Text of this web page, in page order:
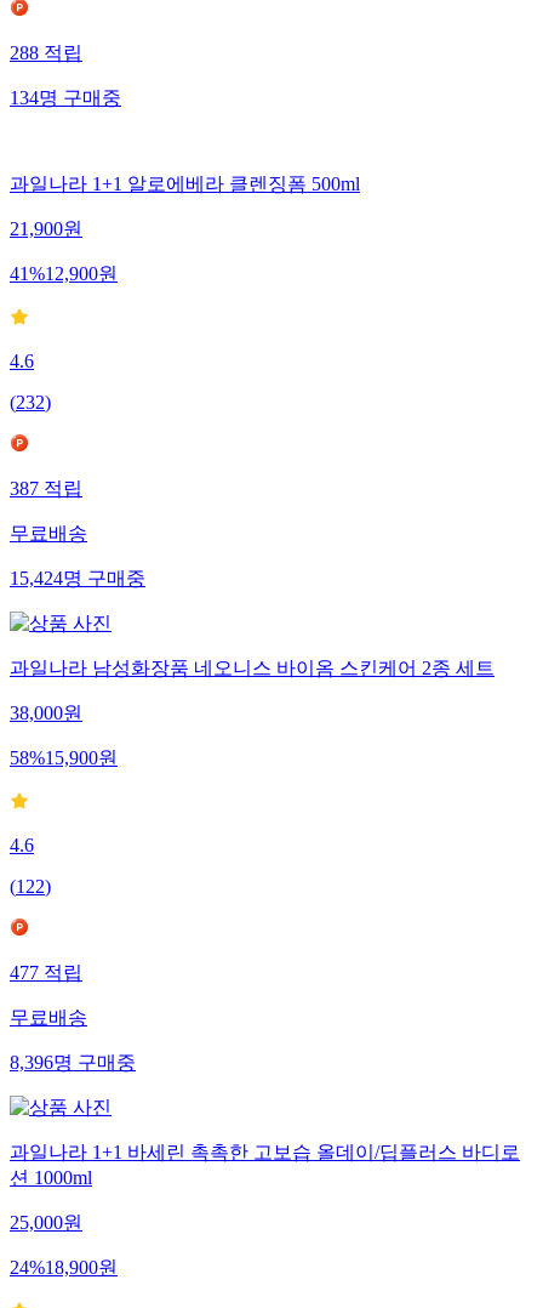
288적립
134명구매중
과일나라 1+1 알로에베라 클렌징폼 500ml
21,900원
41%12,900원
4.6
(232)
387적립
무료배송
15,424명구매중
과일나라 남성화장품 네오니스 바이옴 스킨케어 2종 세트
38,000원
58%15,900원
4.6
(122)
477적립
무료배송
8,396명구매중
과일나라 1+1 바세린 촉촉한 고보습 올데이/딥플러스 바디로
션 1000ml
25,000원
24%18,900원